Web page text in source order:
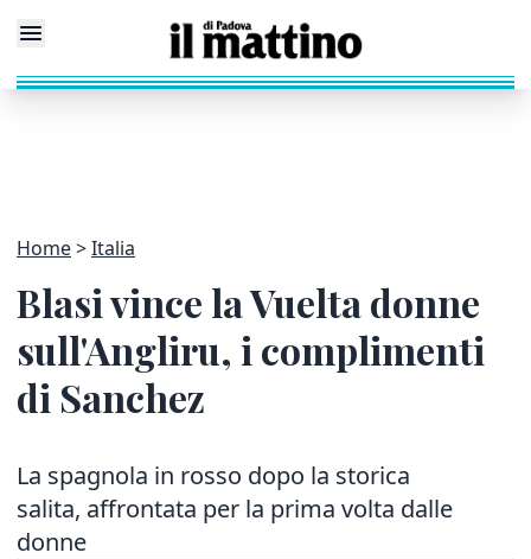
Home Italia
Blasi vince la Vuelta donne
sull'Angliru, i complimenti
di Sanchez
La spagnola in rosso dopo la storica
salita, affrontata per la prima volta dalle
donne